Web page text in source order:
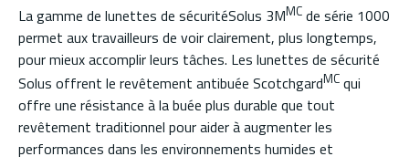
La gamme de lunettes de sécuritéSolus 3MMC de série 1000
permet aux travailleurs de voir clairement, plus longtemps,
pour mieux accomplir leurs tâches. Les lunettes de sécurité
Solus offrent le revêtement antibuée ScotchgardMC qui
offre une résistance à la buée plus durable que tout
revêtement traditionnel pour aider à augmenter les
performances dans les environnements humides et